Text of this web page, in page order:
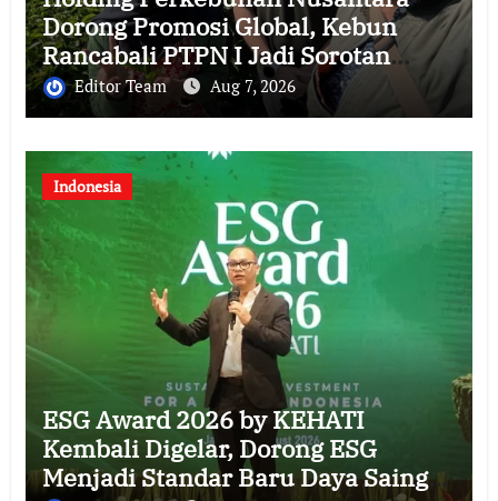
Dorong Promosi Global, Kebun
Rancabali PTPN I Jadi Sorotan
Media Amerika Serikat
Editor Team Aug 7, 2026
Indonesia
ESG Award 2026 by KEHATI
Kembali Digelar, Dorong ESG
Menjadi Standar Baru Daya Saing